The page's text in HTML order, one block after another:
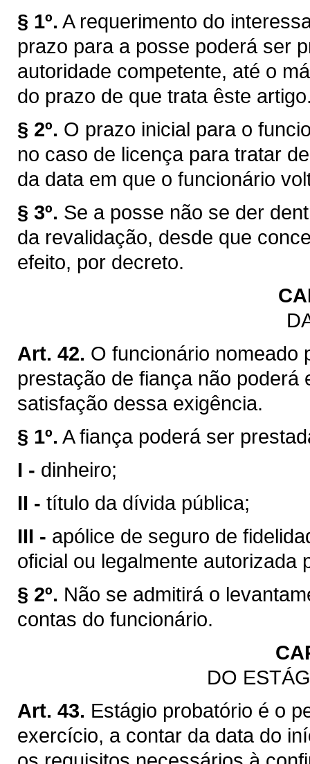
§ 1º. A requerimento do
prazo para a posse poderá ser
autoridade competente, até o
do prazo de que trata êste
§ 2º. O prazo inicial para o
no caso de licença para tratar
da data em que o funcionário
§ 3º. Se a posse não se der
da revalidação, desde que
efeito, por decreto.
Art. 42. O funcionário nomeado
prestação de fiança não
satisfação dessa exigência.
§ 1º. A fiança poderá ser
I - dinheiro;
II - título da dívida pública;
III - apólice de seguro de
oficial ou legalmente autorizada
§ 2º. Não se admitirá o
contas do funcionário.
DO
Art. 43. Estágio probatório é o
exercício, a contar da data do